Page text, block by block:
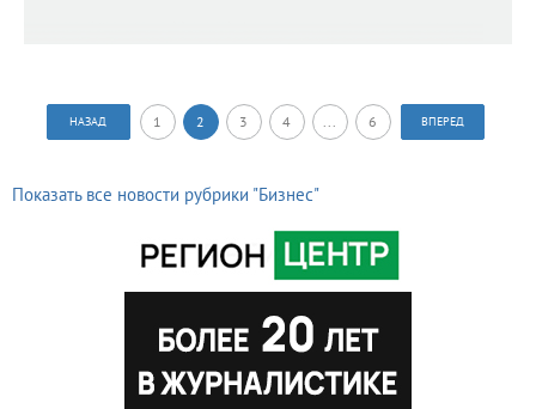
НАЗАД 1 2 3 4 6 ВПЕРЕД
Показать все новости рубрики "Бизнес"